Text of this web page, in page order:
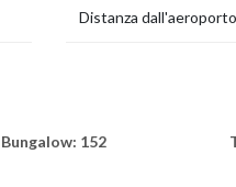
Distanza
152